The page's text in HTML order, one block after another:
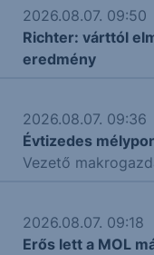
2026.08.07. 09:50
Richter: várttól
eredmény
2026.08.07. 09:36
Évtizedes
Vezető
2026.08.07. 09:18
Erős lett a MOL